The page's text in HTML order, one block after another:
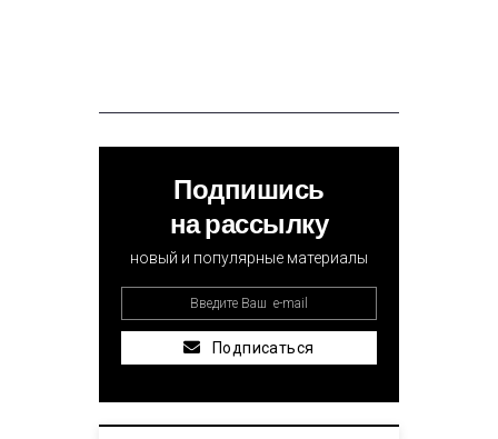
Подпишись
на рассылку
новый и популярные материалы
Подписаться